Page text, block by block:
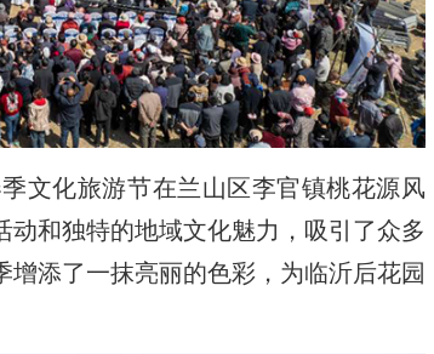
文化旅游节在兰山区李官镇桃花源风
和独特的地域文化魅力，吸引了众多
添了一抹亮丽的色彩，为临沂后花园